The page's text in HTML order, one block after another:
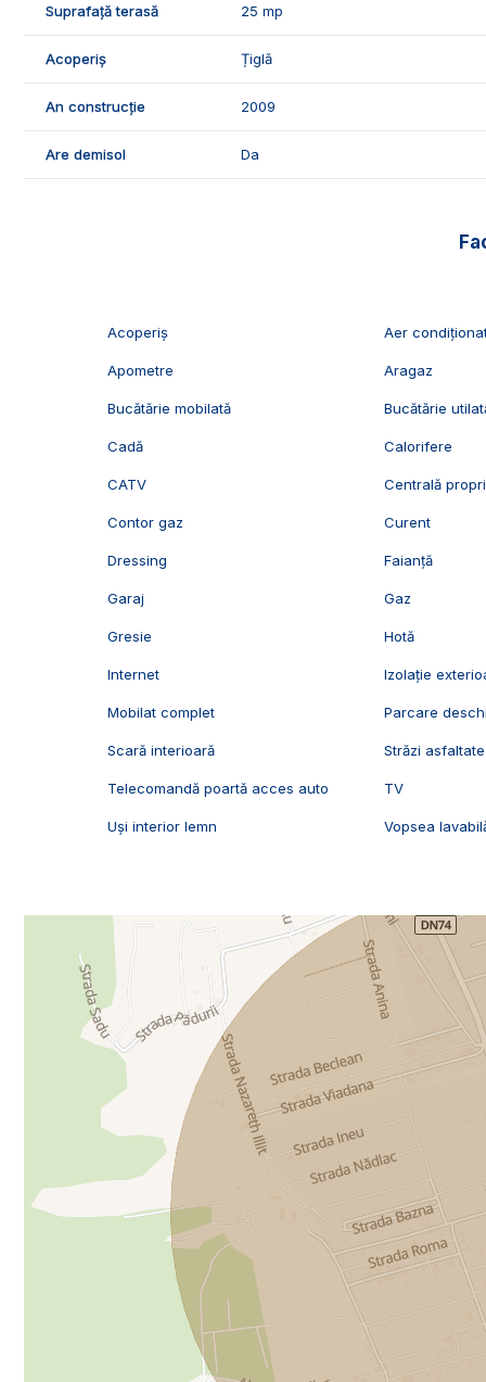
- parchet laminat;
- obiecte sanitare;
- usi interioare din lemn;
- mobilier.
🤝Recomandam aceasta proprietate persoanelor
familiilor.
Suprafață terasă 25 mp
Acoperiș Țiglă
An construcție 2009
Are demisol Da
Acoperiș Aer
Apometre Aragaz
Bucătărie mobilată Bucătărie
Cadă Calorifere
CATV Centrală
Contor gaz Curent
Dressing Faianță
Garaj Gaz
Gresie Hotă
Internet Izolație
Mobilat complet Parcare
Scară interioară Străzi asfaltate
Telecomandă poartă acces auto TV
Uși interior lemn Vopsea